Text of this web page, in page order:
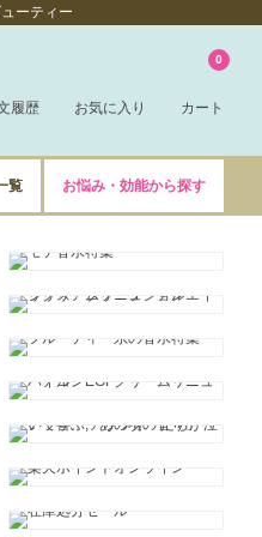
ーティー
履歴 お気に入り カート
0
覧 お悩み・効能から探す